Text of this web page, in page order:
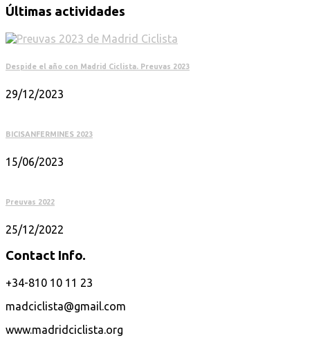
Últimas actividades
Despide el año con Madrid Ciclista. Preuvas 2023
29/12/2023
BICISANFERMINES 2023
15/06/2023
Preuvas 2022
25/12/2022
Contact Info.
+34-810 10 11 23
madciclista@gmail.com
www.madridciclista.org